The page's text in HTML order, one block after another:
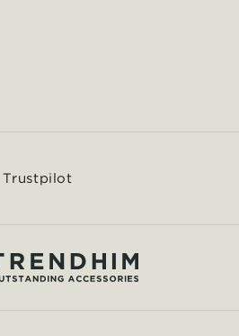
Trustpilot